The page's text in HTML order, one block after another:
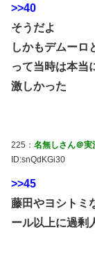
>>40
そうだよ
しかもデムーロ
って当時は本当
激しかった
225： 名無しさん＠実
ID:snQdKGi30
>>45
藤田やヨシトミ
ール以上に過剰